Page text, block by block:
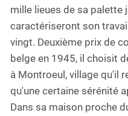
mille lieues de sa palette
caractériseront son
vingt. Deuxième prix de
belge en 1945, il choisit
à Montroeul, village qu'il
qu'une certaine sérénité
Dans sa maison proche